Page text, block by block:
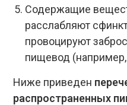
Содержащие
расслабляют
провоцируют
пищевод
Ниже приведен
распространенных